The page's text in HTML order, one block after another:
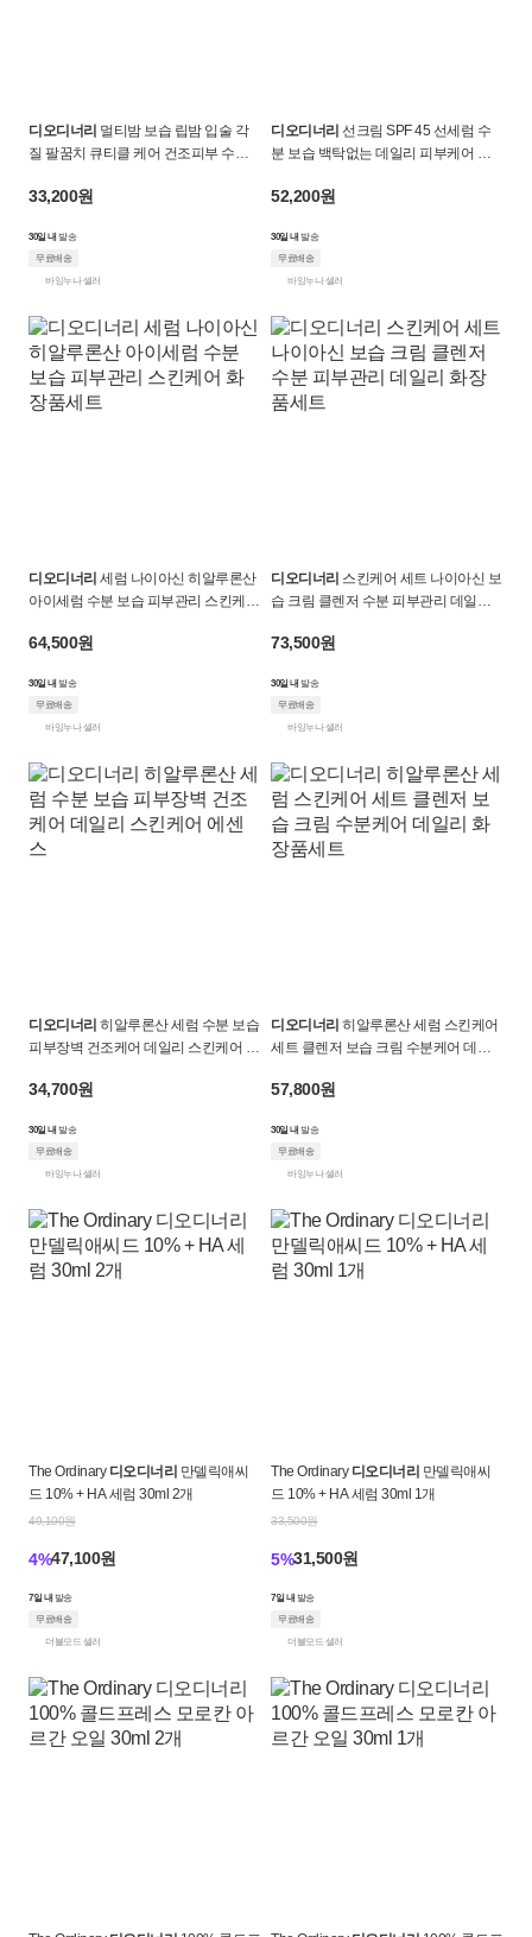
디오디너리 멀티밤 보습 립밤 입술 각
질 팔꿈치 큐티클 케어 건조피부 수분
33,200원
30일 내 발송
무료배송
바잉누나 셀러
디오디너리 선크림 SPF 45 선세럼 수
분 보습 백탁없는 데일리 피부케어 가
52,200원
30일 내 발송
무료배송
바잉누나 셀러
디오디너리 세럼 나이아신 히알루론산
아이세럼 수분 보습 피부관리 스킨케어
64,500원
30일 내 발송
무료배송
바잉누나 셀러
디오디너리 스킨케어 세트 나이아신 보
습 크림 클렌저 수분 피부관리 데일리
73,500원
30일 내 발송
무료배송
바잉누나 셀러
디오디너리 히알루론산 세럼 수분 보습
피부장벽 건조케어 데일리 스킨케어 에
34,700원
30일 내 발송
무료배송
바잉누나 셀러
디오디너리 히알루론산 세럼 스킨케어
세트 클렌저 보습 크림 수분케어 데일
57,800원
30일 내 발송
무료배송
바잉누나 셀러
The Ordinary 디오디너리 만델릭애씨
드 10% + HA 세럼 30ml 2개
49,100원
4%47,100원
7일 내 발송
무료배송
더블모드 셀러
The Ordinary 디오디너리 만델릭애씨
드 10% + HA 세럼 30ml 1개
33,500원
5%31,500원
7일 내 발송
무료배송
더블모드 셀러